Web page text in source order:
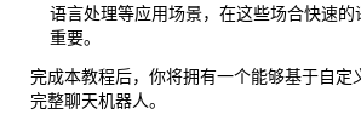
语言处理等应用场景，在这些场合快速的
重要。
完成本教程后，你将拥有一个能够基于自定
完整聊天机器人。